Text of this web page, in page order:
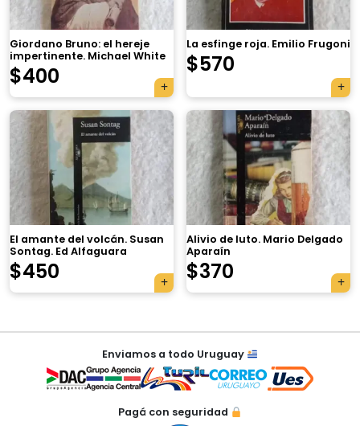
Giordano Bruno: el hereje
impertinente. Michael White
$400
La esfinge roja. Emilio Frugoni
$570
El amante del volcán. Susan
Sontag. Ed Alfaguara
$450
Alivio de luto. Mario Delgado
Aparaín
$370
Navegación
entradas
Enviamos a todo Uruguay
Pagá con seguridad
×
Tu carrito está vacío.
automáticamente.